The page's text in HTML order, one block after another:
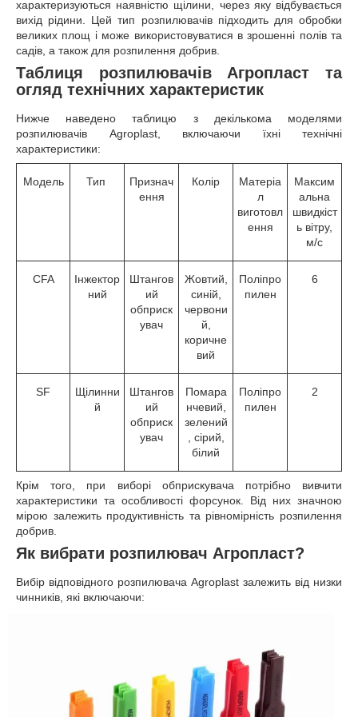
характеризуються наявністю щілини, через яку відбувається
вихід рідини. Цей тип розпилювачів підходить для обробки
великих площ і може використовуватися в зрошенні полів та
садів, а також для розпилення добрив.
Таблиця розпилювачів Агропласт та
огляд технічних характеристик
Нижче наведено таблицю з декількома моделями
розпилювачів Agroplast, включаючи їхні технічні
характеристики:
Модель Тип
Признач
ення
Колір
Матеріа
л
виготовл
ення
Максим
альна
швидкіст
ь вітру,
м/с
CFA
Інжектор
ний
Штангов
ий
обприск
увач
Жовтий,
синій,
червони
й,
коричне
вий
Поліпро
пилен
6
SF
Щілинни
й
Штангов
ий
обприск
увач
Помара
нчевий,
зелений
, сірий,
білий
Поліпро
пилен
2
Крім того, при виборі обприскувача потрібно вивчити
характеристики та особливості форсунок. Від них значною
мірою залежить продуктивність та рівномірність розпилення
добрив.
Як вибрати розпилювач Агропласт?
Вибір відповідного розпилювача Agroplast залежить від низки
чинників, які включаючи: